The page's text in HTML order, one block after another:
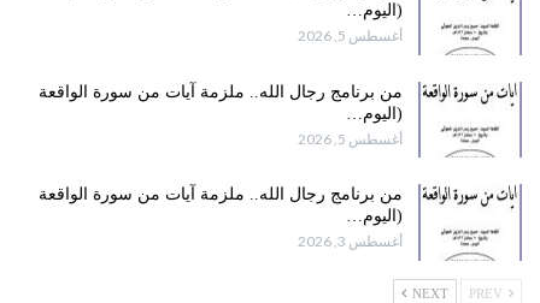
(اليوم…
أغسطس 5, 2026
من برنامج رجال الله.. ملزمة آيات من سورة الواقعة
(اليوم…
أغسطس 5, 2026
من برنامج رجال الله.. ملزمة آيات من سورة الواقعة
(اليوم…
أغسطس 3, 2026
NEXT